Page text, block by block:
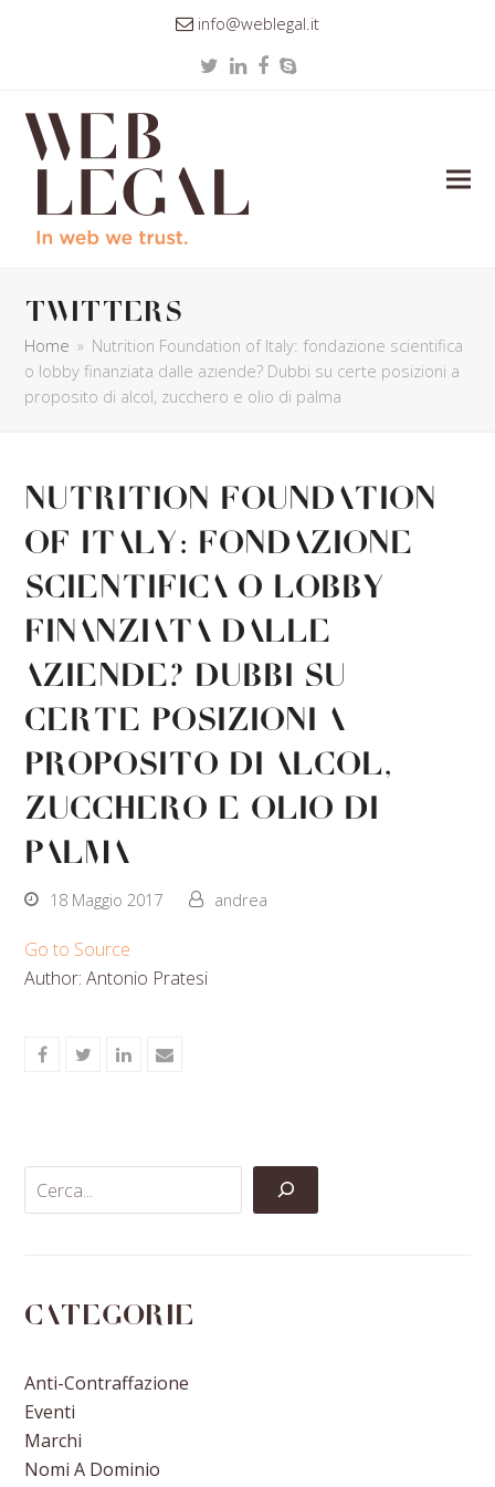
info@weblegal.it
TwitterLinkedIn
Facebook
Skype
twitters
Home » Nutrition Foundation of Italy: fondazione scientifica
o lobby finanziata dalle aziende? Dubbi su certe posizioni a
proposito di alcol, zucchero e olio di palma
Nutrition Foundation
of Italy: fondazione
scientifica o lobby
finanziata dalle
aziende? Dubbi su
certe posizioni a
proposito di alcol,
zucchero e olio di
palma
18 Maggio 2017 andrea
Go to Source
Author: Antonio Pratesi
ShareShareShareShare
Categorie
Anti-Contraffazione
Eventi
Marchi
Nomi A Dominio